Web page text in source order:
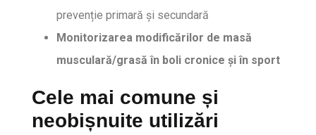
prevenție primară și secundară
Monitorizarea modificărilor de masă
musculară/grasă în boli cronice și în sport
Cele mai comune și
neobișnuite utilizări